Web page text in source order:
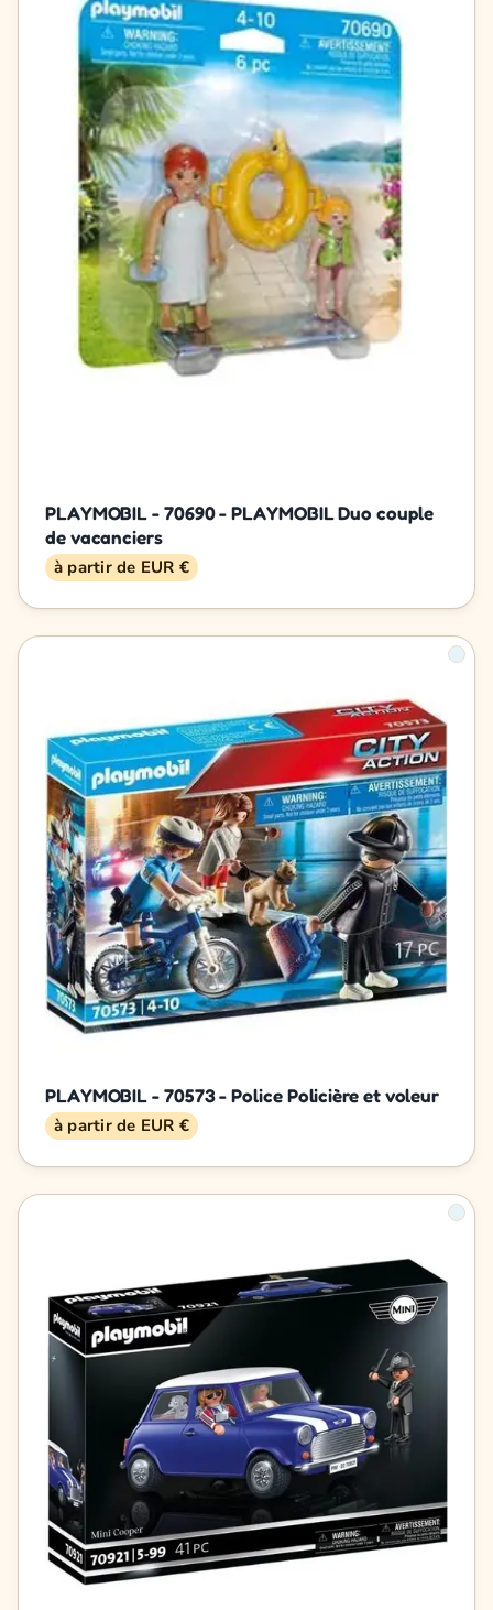
PLAYMOBIL - 70690 - PLAYMOBIL Duo couple
de vacanciers
à partir de EUR €
PLAYMOBIL - 70573 - Police Policière et voleur
à partir de EUR €